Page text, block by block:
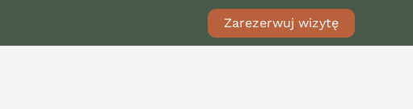
Zarezerwuj wizytę